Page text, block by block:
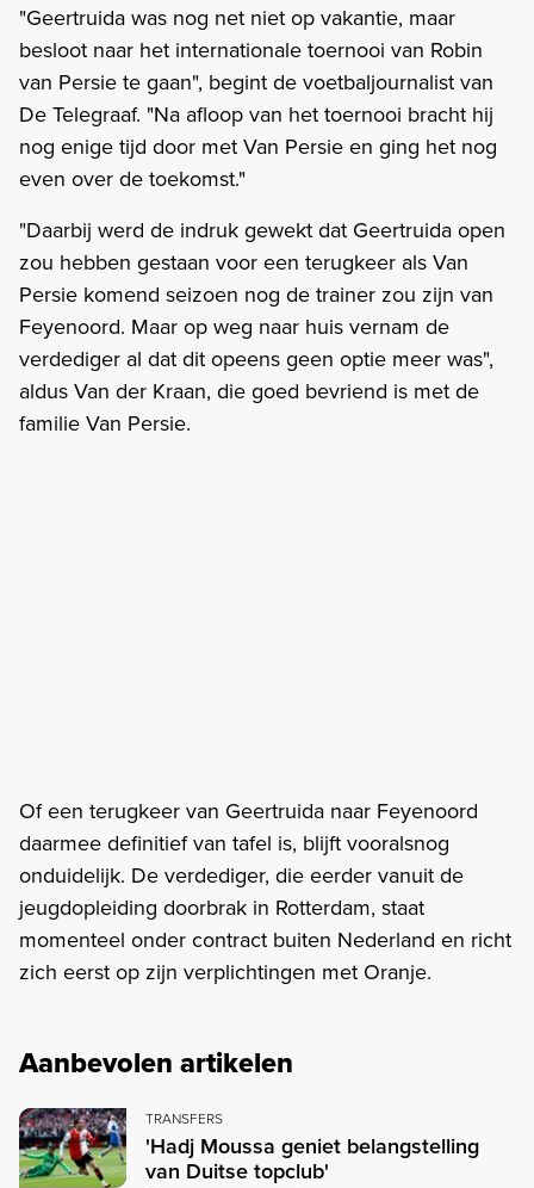
"Geertruida was nog net niet op vakantie, maar
besloot naar het internationale toernooi van Robin
van Persie te gaan", begint de voetbaljournalist van
De Telegraaf. "Na afloop van het toernooi bracht hij
nog enige tijd door met Van Persie en ging het nog
even over de toekomst."
"Daarbij werd de indruk gewekt dat Geertruida open
zou hebben gestaan voor een terugkeer als Van
Persie komend seizoen nog de trainer zou zijn van
Feyenoord. Maar op weg naar huis vernam de
verdediger al dat dit opeens geen optie meer was",
aldus Van der Kraan, die goed bevriend is met de
familie Van Persie.
Of een terugkeer van Geertruida naar Feyenoord
daarmee definitief van tafel is, blijft vooralsnog
onduidelijk. De verdediger, die eerder vanuit de
jeugdopleiding doorbrak in Rotterdam, staat
momenteel onder contract buiten Nederland en richt
zich eerst op zijn verplichtingen met Oranje.
Aanbevolen artikelen
TRANSFERS
'Hadj Moussa geniet belangstelling
van Duitse topclub'